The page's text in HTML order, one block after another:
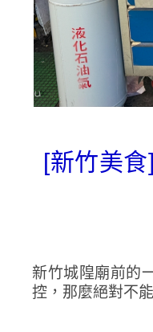
[新竹美
新竹城隍廟前的
控，那麼絕對不